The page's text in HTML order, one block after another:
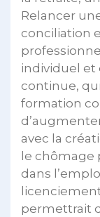
Relancer
conciliation
individuel et
continue,
formation
avec la
le chômage
dans
permettrait